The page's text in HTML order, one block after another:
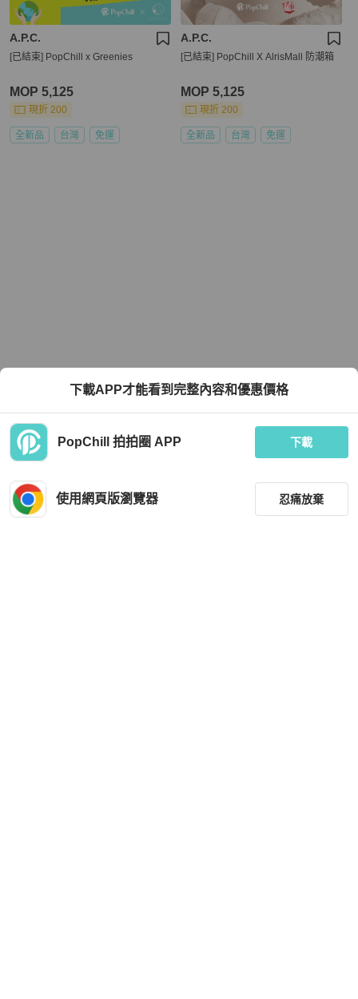
A.P.C.
[已結束] PopChill x Greenies
MOP 5,125
現折 200
全新品 台灣 免運
A.P.C.
[已結束] PopChill X AlrisMall 防潮箱
MOP 5,125
現折 200
全新品 台灣 免運
下載APP才能看到完整內容和優惠價格
PopChill 拍拍圈 APP 下載
使用網頁版瀏覽器 忍痛放棄